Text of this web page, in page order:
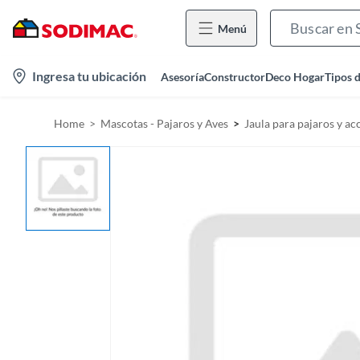
Menú
Ingresa tu ubicación AsesoríaConstructorDeco HogarTipos
Home Mascotas - Pajaros y Aves Jaula para pajaros y